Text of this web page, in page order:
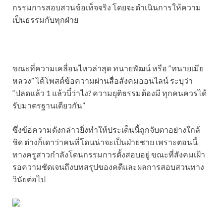
กรรมการสอบสวนข้อเท็จจริง โดยจะดำเนินการให้ความ
เป็นธรรมกับทุกฝ่าย
ขณะที่ความเคลื่อนไหวล่าสุด ทนายพัฒน์ หรือ “ทนายเมีย
หลวง” ได้โพสต์ข้อความผ่านสื่อสังคมออนไลน์ ระบุว่า
“ปลดแล้ว 1 แล้วบี๋ว่าไง? ความยุติธรรมต้องมี ทุกคนควรได้
รับมาตรฐานเดียวกัน”
ซึ่งข้อความดังกล่าวยิ่งทำให้ประเด็นนี้ถูกจับตาอย่างใกล้
ชิด ต่างก็เดาว่าคนที่โดนน่าจะเป็นฝ่ายชาย เพราะตอนนี้
ทางครูสาวกำลังโดนกรรมการตั้งสอบอยู่ ขณะที่สังคมเฝ้า
รอความชัดเจนถึงบทสรุปของคดีและผลการสอบสวนทาง
วินัยต่อไป